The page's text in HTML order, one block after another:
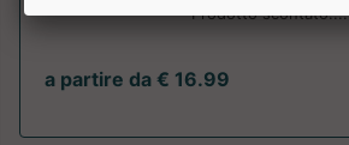
Prodotto scontato....
a partire da € 16.99